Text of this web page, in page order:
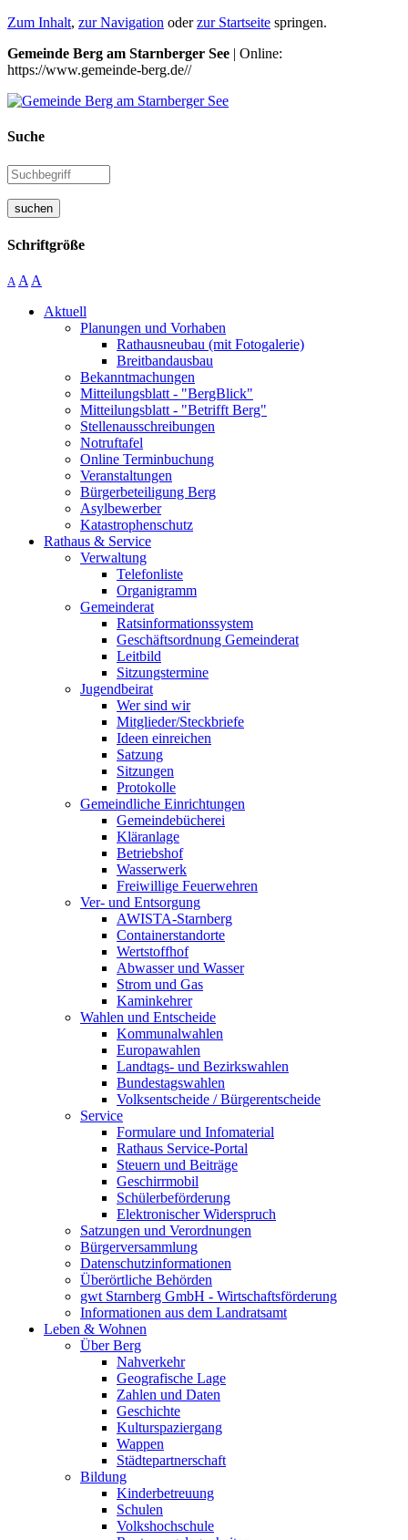
Zum Inhalt, zur Navigation oderzur Startseite springen.
Gemeinde Berg am Starnberger See | Online:
https://www.gemeinde-berg.de//
Suche
suchen
Schriftgröße
A A A
Aktuell
Planungen und Vorhaben
Rathausneubau (mit Fotogalerie)
Breitbandausbau
Bekanntmachungen
Mitteilungsblatt - "BergBlick"
Mitteilungsblatt - "Betrifft Berg"
Stellenausschreibungen
Notruftafel
Online Terminbuchung
Veranstaltungen
Bürgerbeteiligung Berg
Asylbewerber
Katastrophenschutz
Rathaus & Service
Verwaltung
Telefonliste
Organigramm
Gemeinderat
Ratsinformationssystem
Geschäftsordnung Gemeinderat
Leitbild
Sitzungstermine
Jugendbeirat
Wer sind wir
Mitglieder/Steckbriefe
Ideen einreichen
Satzung
Sitzungen
Protokolle
Gemeindliche Einrichtungen
Gemeindebücherei
Kläranlage
Betriebshof
Wasserwerk
Freiwillige Feuerwehren
Ver- und Entsorgung
AWISTA-Starnberg
Containerstandorte
Wertstoffhof
Abwasser und Wasser
Strom und Gas
Kaminkehrer
Wahlen und Entscheide
Kommunalwahlen
Europawahlen
Landtags- und Bezirkswahlen
Bundestagswahlen
Volksentscheide / Bürgerentscheide
Service
Formulare und Infomaterial
Rathaus Service-Portal
Steuern und Beiträge
Geschirrmobil
Schülerbeförderung
Elektronischer Widerspruch
Satzungen und Verordnungen
Bürgerversammlung
Datenschutzinformationen
Überörtliche Behörden
gwt Starnberg GmbH - Wirtschaftsförderung
Informationen aus dem Landratsamt
Leben & Wohnen
Über Berg
Nahverkehr
Geografische Lage
Zahlen und Daten
Geschichte
Kulturspaziergang
Wappen
Städtepartnerschaft
Bildung
Kinderbetreuung
Schulen
Volkshochschule